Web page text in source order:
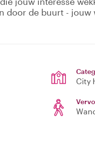
door de buurt - jouw
City